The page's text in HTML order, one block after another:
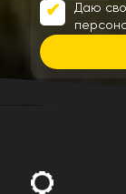
Даю